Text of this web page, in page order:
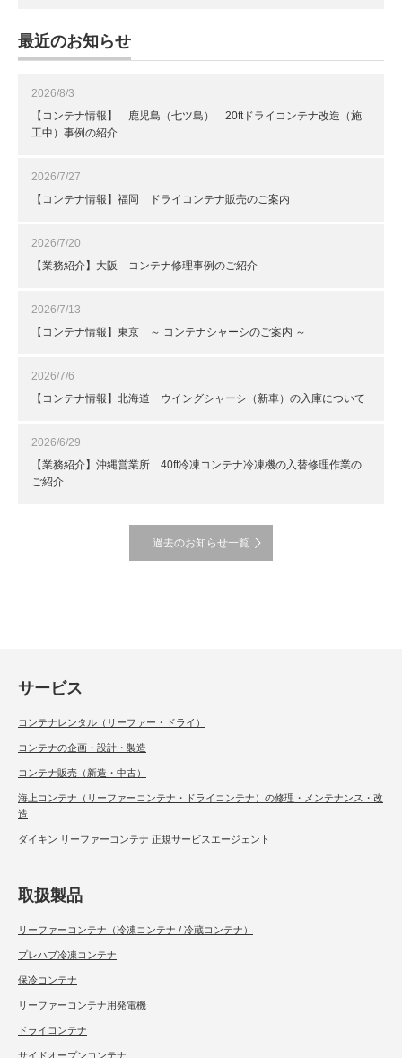
最近のお知らせ
2026/8/3
【コンテナ情報】 鹿児島（七ツ島） 20ftドライコンテナ改造（施
工中）事例の紹介
2026/7/27
【コンテナ情報】福岡 ドライコンテナ販売のご案内
2026/7/20
【業務紹介】大阪 コンテナ修理事例のご紹介
2026/7/13
【コンテナ情報】東京 ～ コンテナシャーシのご案内 ～
2026/7/6
【コンテナ情報】北海道 ウイングシャーシ（新車）の入庫について
2026/6/29
【業務紹介】沖縄営業所 40ft冷凍コンテナ冷凍機の入替修理作業の
ご紹介
過去のお知らせ一覧
サービス
コンテナレンタル（リーファー・ドライ）
コンテナの企画・設計・製造
コンテナ販売（新造・中古）
海上コンテナ（リーファーコンテナ・ドライコンテナ）の修理・メンテナンス・改
造
ダイキン リーファーコンテナ 正規サービスエージェント
取扱製品
リーファーコンテナ（冷凍コンテナ / 冷蔵コンテナ）
プレハブ冷凍コンテナ
保冷コンテナ
リーファーコンテナ用発電機
ドライコンテナ
サイドオープンコンテナ